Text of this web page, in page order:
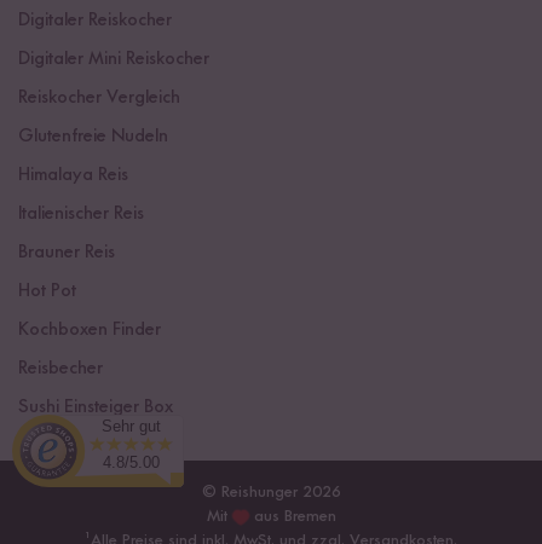
Digitaler Reiskocher
Digitaler Mini Reiskocher
Reiskocher Vergleich
Glutenfreie Nudeln
Himalaya Reis
Italienischer Reis
Brauner Reis
Hot Pot
Kochboxen Finder
Reisbecher
Sushi Einsteiger Box
© Reishunger 2026
Mit
aus Bremen
¹
Sehr gut
4.8/5.00